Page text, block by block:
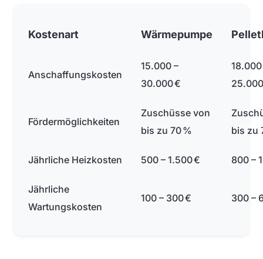
Kostenart Wärmepumpe
Anschaffungskosten
15.000 –
30.000 €
18.000
Fördermöglichkeiten
Zuschüsse von
bis zu 70 %
bis zu
Jährliche Heizkosten 500 – 1.500 € 800 –
Jährliche
Wartungskosten
100 – 300 € 300 –